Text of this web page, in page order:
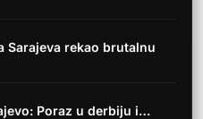
Sarajeva rekao brutalnu
Poraz u derbiju i…